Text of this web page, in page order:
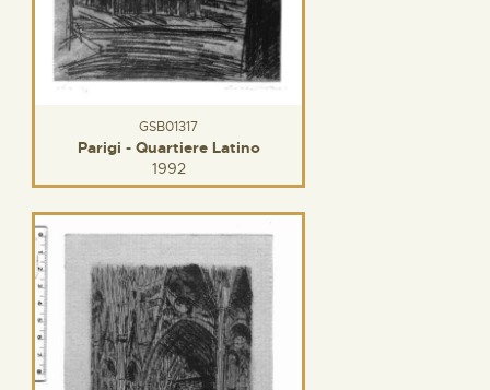
GSB01317
Parigi - Quartiere Latino
1992